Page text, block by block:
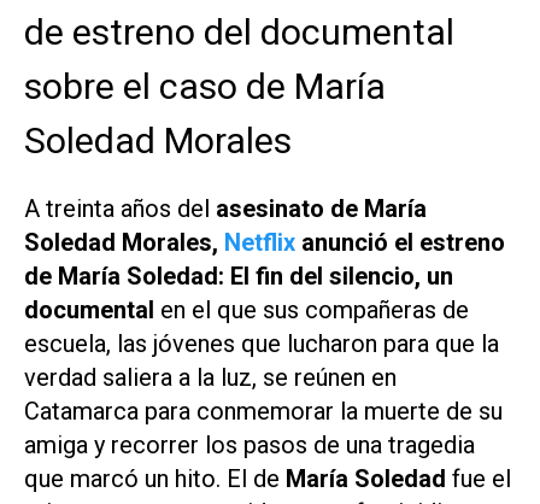
de estreno del documental
sobre el caso de María
Soledad Morales
A treinta años del asesinato de María
Soledad Morales, Netflix anunció el estreno
de María Soledad: El fin del silencio, un
documental en el que sus compañeras de
escuela, las jóvenes que lucharon para que la
verdad saliera a la luz, se reúnen en
Catamarca para conmemorar la muerte de su
amiga y recorrer los pasos de una tragedia
que marcó un hito. El de María Soledad fue el